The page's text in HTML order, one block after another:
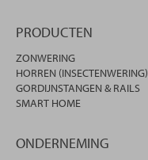
PRODUCTEN
ZONWERING
HORREN (INSECTENWERING)
GORDIJNSTANGEN & RAILS
SMART HOME
ONDERNEMING